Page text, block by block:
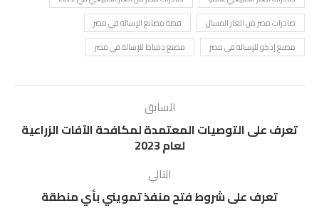
صادرات مصر من الغاز المسال
قصة مصانع الإسالة في مصر
مصنع إدكو للإسالة في مصر
مصنع دمياط للإسالة في مصر
السابق
تعرف على التوصيات المعتمدة لمكافحة الآفات الزراعية
لعام 2023
التالي
تعرف على شروط فتح منفذ تمويني بأي منطقة